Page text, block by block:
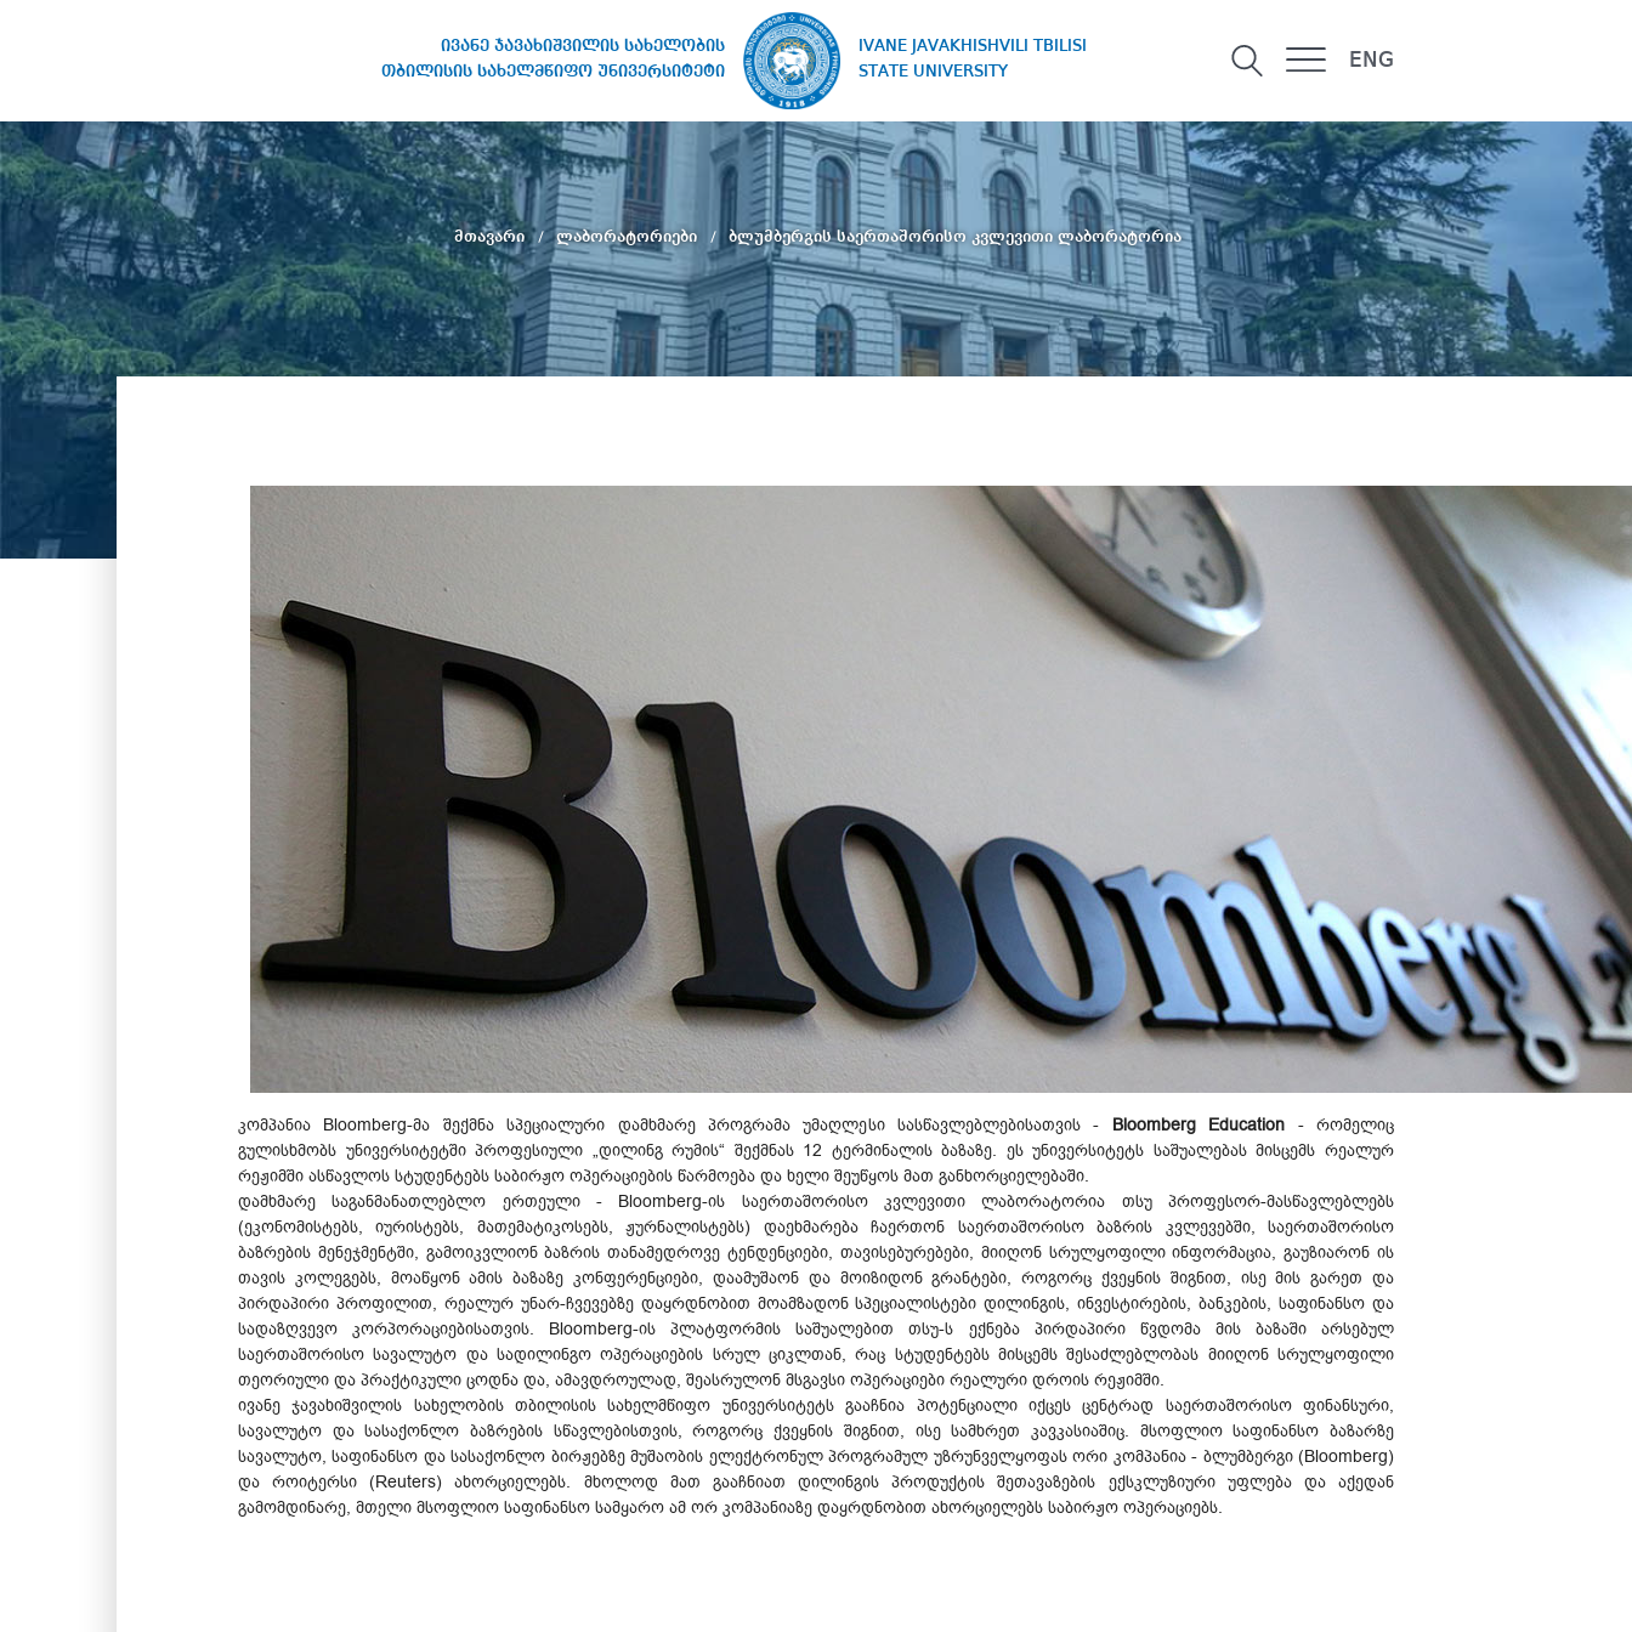
ივანე ჯავახიშვილის სახელობის
თბილისის სახელმწიფო უნივერსიტეტი
IVANE JAVAKHISHVILI TBILISI
STATE UNIVERSITY
ENG
სახელობის თბილისის
სახელმწიფო უნივერსიტეტი
მთავარი ლაბორატორიები ბლუმბერგის საერთაშორისო კვლევითი ლაბორატორია
კომპანია Bloomberg-მა შექმნა სპეციალური დამხმარე პროგრამა უმაღლესი სასწავლებლებისათვის - Bloomberg Education - რომელიც
გულისხმობს უნივერსიტეტში პროფესიული „დილინგ რუმის“ შექმნას 12 ტერმინალის ბაზაზე. ეს უნივერსიტეტს საშუალებას მისცემს რეალურ
რეჟიმში ასწავლოს სტუდენტებს საბირჟო ოპერაციების წარმოება და ხელი შეუწყოს მათ განხორციელებაში.
დამხმარე საგანმანათლებლო ერთეული - Bloomberg-ის საერთაშორისო კვლევითი ლაბორატორია თსუ პროფესორ-მასწავლებლებს
(ეკონომისტებს, იურისტებს, მათემატიკოსებს, ჟურნალისტებს) დაეხმარება ჩაერთონ საერთაშორისო ბაზრის კვლევებში, საერთაშორისო
ბაზრების მენეჯმენტში, გამოიკვლიონ ბაზრის თანამედროვე ტენდენციები, თავისებურებები, მიიღონ სრულყოფილი ინფორმაცია, გაუზიარონ ის
თავის კოლეგებს, მოაწყონ ამის ბაზაზე კონფერენციები, დაამუშაონ და მოიზიდონ გრანტები, როგორც ქვეყნის შიგნით, ისე მის გარეთ და
პირდაპირი პროფილით, რეალურ უნარ-ჩვევებზე დაყრდნობით მოამზადონ სპეციალისტები დილინგის, ინვესტირების, ბანკების, საფინანსო და
სადაზღვევო კორპორაციებისათვის. Bloomberg-ის პლატფორმის საშუალებით თსუ-ს ექნება პირდაპირი წვდომა მის ბაზაში არსებულ
საერთაშორისო სავალუტო და სადილინგო ოპერაციების სრულ ციკლთან, რაც სტუდენტებს მისცემს შესაძლებლობას მიიღონ სრულყოფილი
თეორიული და პრაქტიკული ცოდნა და, ამავდროულად, შეასრულონ მსგავსი ოპერაციები რეალური დროის რეჟიმში.
ივანე ჯავახიშვილის სახელობის თბილისის სახელმწიფო უნივერსიტეტს გააჩნია პოტენციალი იქცეს ცენტრად საერთაშორისო ფინანსური,
სავალუტო და სასაქონლო ბაზრების სწავლებისთვის, როგორც ქვეყნის შიგნით, ისე სამხრეთ კავკასიაშიც. მსოფლიო საფინანსო ბაზარზე
სავალუტო, საფინანსო და სასაქონლო ბირჟებზე მუშაობის ელექტრონულ პროგრამულ უზრუნველყოფას ორი კომპანია - ბლუმბერგი (Bloomberg)
და როიტერსი (Reuters) ახორციელებს. მხოლოდ მათ გააჩნიათ დილინგის პროდუქტის შეთავაზების ექსკლუზიური უფლება და აქედან
გამომდინარე, მთელი მსოფლიო საფინანსო სამყარო ამ ორ კომპანიაზე დაყრდნობით ახორციელებს საბირჟო ოპერაციებს.